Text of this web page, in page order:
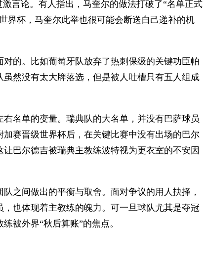
言论。有人指出，马奎尔的做法打破了“名单正式
界杯，马奎尔此举也很可能会断送自己递补的机
的。比如葡萄牙队放弃了热刺保级的关键功臣帕
然没有太大牌落选，但是被人吐槽只有五人组成
单的变量。瑞典队的大名单，并没有巴萨球员
赛晋级世界杯后，在关键比赛中没有出场的巴尔
巴尔德吉被瑞典主教练波特视为更衣室的不安因
间做出的平衡与取舍。面对争议的用人抉择，
也体现着主教练的魄力。可一旦球队尤其是夺冠
被外界“秋后算账”的焦点。